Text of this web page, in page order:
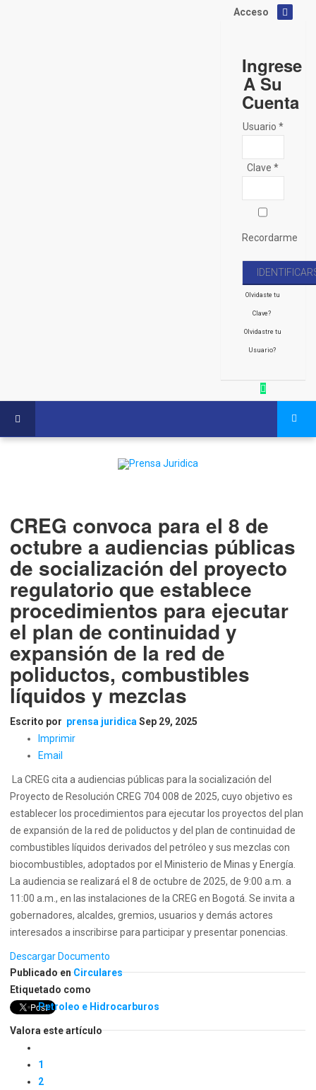
Acceso
Ingrese
A Su
Cuenta
Usuario *
Clave *
Recordarme
Olvidaste tu
Clave?
Olvidastre tu
Usuario?
CREG convoca para el 8 de
octubre a audiencias públicas
de socialización del proyecto
regulatorio que establece
procedimientos para ejecutar
el plan de continuidad y
expansión de la red de
poliductos, combustibles
líquidos y mezclas
Escrito por prensa juridica Sep 29, 2025
Imprimir
Email
Publicado enCirculares
Etiquetado como
Petroleo e Hidrocarburos
Valora este artículo
1
2
La CREG cita a audiencias públicas para la socialización del
Proyecto de Resolución CREG 704 008 de 2025, cuyo objetivo es
establecer los procedimientos para ejecutar los proyectos del plan
de expansión de la red de poliductos y del plan de continuidad de
combustibles líquidos derivados del petróleo y sus mezclas con
biocombustibles, adoptados por el Ministerio de Minas y Energía.
La audiencia se realizará el 8 de octubre de 2025, de 9:00 a.m. a
11:00 a.m., en las instalaciones de la CREG en Bogotá. Se invita a
gobernadores, alcaldes, gremios, usuarios y demás actores
interesados a inscribirse para participar y presentar ponencias.
Descargar Documento